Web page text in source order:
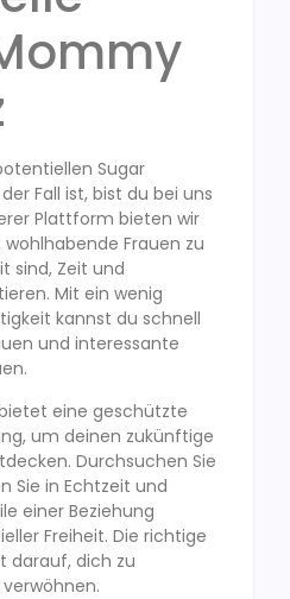
Sugar
Fall ist, bist du bei uns
Plattform bieten wir
Frauen zu
sind, Zeit und
Mit ein wenig
kannst du schnell
und interessante
eine geschützte
um deinen zukünftige
Durchsuchen Sie
Sie in Echtzeit und
einer Beziehung
Freiheit. Die richtige
darauf, dich zu